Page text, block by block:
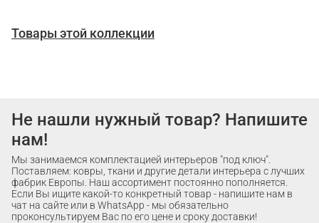
Товары этой коллекции
Не нашли нужный товар? Напишите
нам!
Мы занимаемся комплектацией интерьеров "под ключ".
Поставляем: ковры, ткани и другие детали интерьера с лучших
фабрик Европы. Наш ассортимент постоянно пополняется.
Если Вы ищите какой-то конкретный товар - напишите нам в
чат на сайте или в WhatsApp - мы обязательно
проконсультируем Вас по его цене и сроку доставки!